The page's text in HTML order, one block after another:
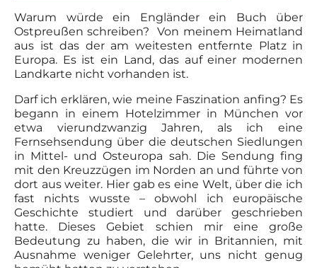
Warum würde ein Engländer ein Buch über
Ostpreußen schreiben? Von meinem Heimatland
aus ist das der am weitesten entfernte Platz in
Europa. Es ist ein Land, das auf einer modernen
Landkarte nicht vorhanden ist.
Darf ich erklären, wie meine Faszination anfing? Es
begann in einem Hotelzimmer in München vor
etwa vierundzwanzig Jahren, als ich eine
Fernsehsendung über die deutschen Siedlungen
in Mittel- und Osteuropa sah. Die Sendung fing
mit den Kreuzzügen im Norden an und führte von
dort aus weiter. Hier gab es eine Welt, über die ich
fast nichts wusste – obwohl ich europäische
Geschichte studiert und darüber geschrieben
hatte. Dieses Gebiet schien mir eine große
Bedeutung zu haben, die wir in Britannien, mit
Ausnahme weniger Gelehrter, uns nicht genug